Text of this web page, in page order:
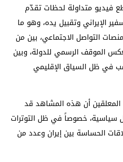
فيديو متداولة لحظات تقدّم
الإيراني وتقبيل يده، وهو ما
التواصل الاجتماعي، بين من
الموقف الرسمي للدولة، وبين
في ظل السياق الإقليمي
المعلقين أن هذه المشاهد قد
سياسية، خصوصاً في ظل التوترات
الحساسة بين إيران وعدد من